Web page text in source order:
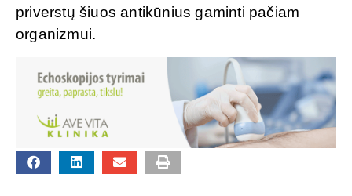
priverstų šiuos antikūnius gaminti pačiam
organizmui.